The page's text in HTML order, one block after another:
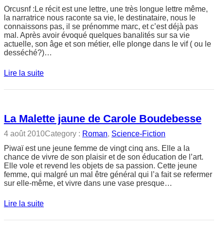
Orcusnf :Le récit est une lettre, une très longue lettre même,
la narratrice nous raconte sa vie, le destinataire, nous le
connaissons pas, il se prénomme marc, et c’est déjà pas
mal. Après avoir évoqué quelques banalités sur sa vie
actuelle, son âge et son métier, elle plonge dans le vif ( ou le
desséché?)…
Lire la suite
La Malette jaune de Carole Boudebesse
4 août 2010Category : Roman, Science-Fiction
Piwaï est une jeune femme de vingt cinq ans. Elle a la
chance de vivre de son plaisir et de son éducation de l’art.
Elle vole et revend les objets de sa passion. Cette jeune
femme, qui malgré un mal être général qui l’a fait se refermer
sur elle-même, et vivre dans une vase presque…
Lire la suite